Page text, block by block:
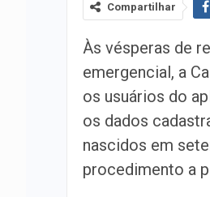
Compartilhar
Às vésperas de
emergencial, a
os usuários do
os dados
nascidos em
procedimento a